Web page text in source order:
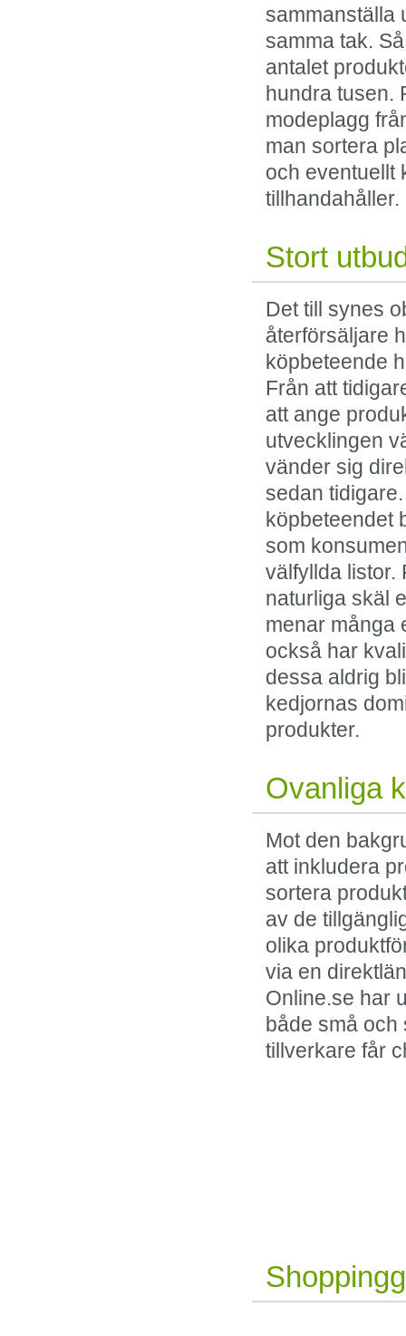
sammanställa
samma tak.
antalet
hundra tusen.
modeplagg
man sortera
och eventuellt
tillhandahåller.
Stort
Det till synes
återförsäljare
köpbeteende
Från att
att ange
utvecklingen
vänder sig
sedan
köpbeteendet
som
välfyllda listor.
naturliga skäl
menar många
också har
dessa aldrig
kedjornas
produkter.
Ovanliga
Mot den
att inkludera
sortera
av de
olika
via en
Online.se har
både små
tillverkare får